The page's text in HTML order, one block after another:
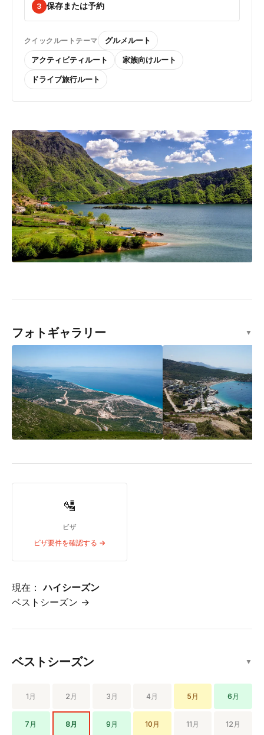
3 保存または予約
クイックルートテーマ グルメルート
アクティビティルート 家族向けルート
ドライブ旅行ルート
フォトギャラリー ▼
🛂
ビザ
ビザ要件を確認する →
現在：ハイシーズン
ベストシーズン →
ベストシーズン ▼
1月 2月 3月 4月 5月 6月
7月 8月 9月 10月 11月 12月